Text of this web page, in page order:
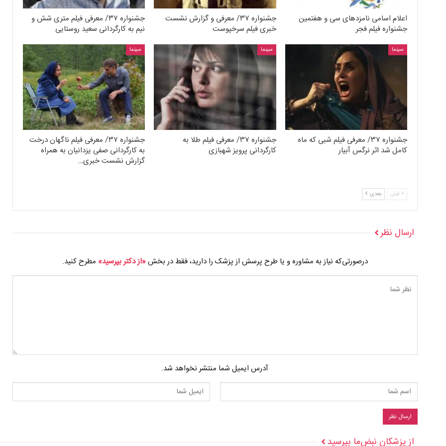
اعلام اسامی نامزدهای سی و هفتمین
جشنواره فیلم فجر
جشنواره ۳۷/ معرفی و گزارش نشست
خبری فیلم سرخپوست
جشنواره ۳۷/ معرفی فیلم متری شش و
نیم به کارگردانی سعید روستایی
سینما
جشنواره ۳۷/ معرفی فیلم شبی که ماه
کامل شد اثر نرگس آبیار
سینما
جشنواره ۳۷/ معرفی فیلم طلا به
کارگردانی پرویز شهبازی
سینما
جشنواره ۳۷/ معرفی فیلم ناگهان درخت
به کارگردانی صفی یزدانیان به همراه
گزارش نشست خبری…
قبلی بعدی
ارسال نظر
درصورتی‌که نیاز به مشاوره و یا طرح پرسش از پزشک را دارید، فقط در بخش«از دکتر بپرسید» مطرح کنید.
آدرس ایمیل شما منتشر نخواهد شد.
از پزشکان نبض‌ما بپرسید